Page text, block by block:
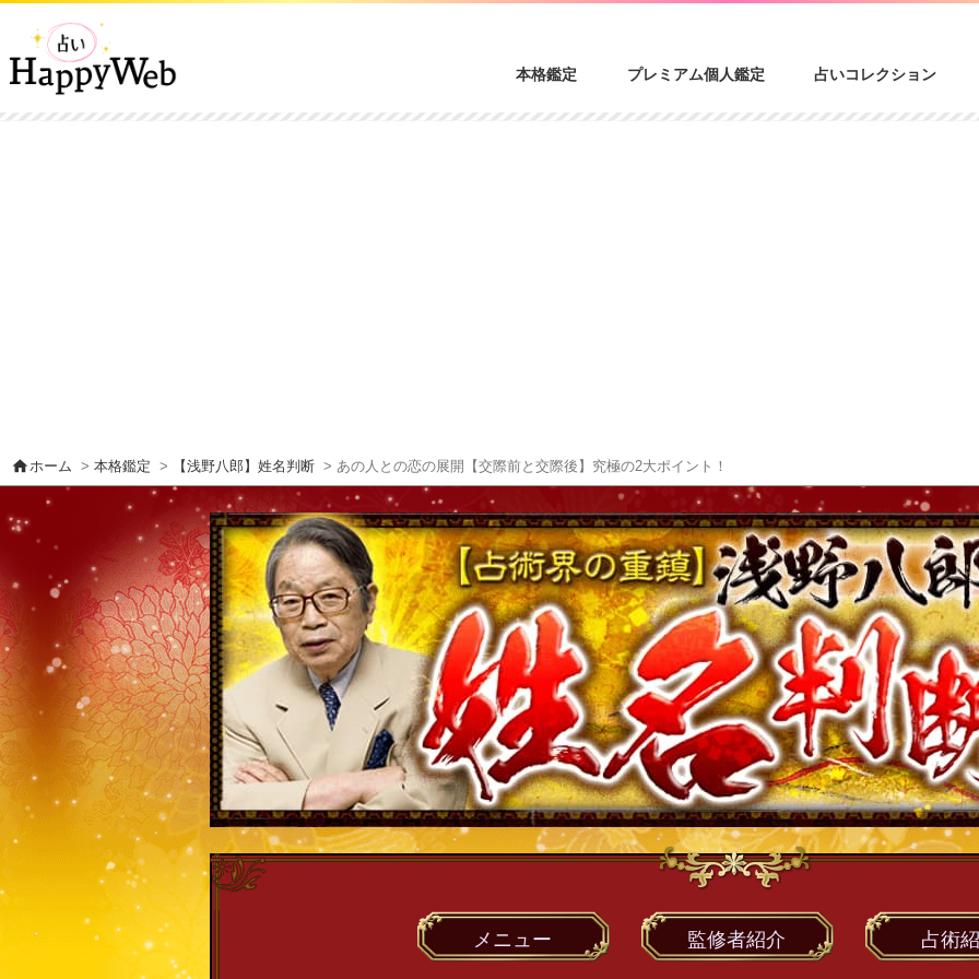
本格鑑定 プレミアム個人鑑定 占いコレクション
homeホーム > 本格鑑定 > 【浅野八郎】姓名判断 > あの人との恋の展開【交際前と交際後】究極の2大ポイント！
メニュー 監修者紹介 占術